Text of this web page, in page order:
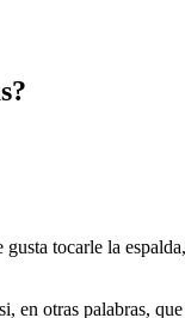
tocarle la
en otras palabras,